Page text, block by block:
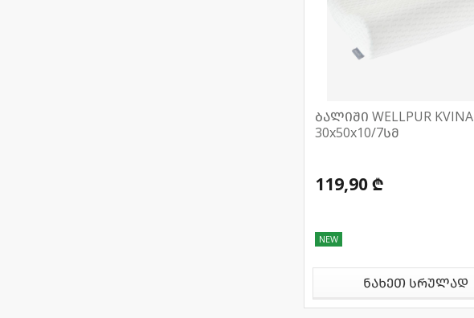
ბალიში WELLPUR KVINA
30x50x10/7სმ
119,90 ₾
NEW
ნახეთ სრულად